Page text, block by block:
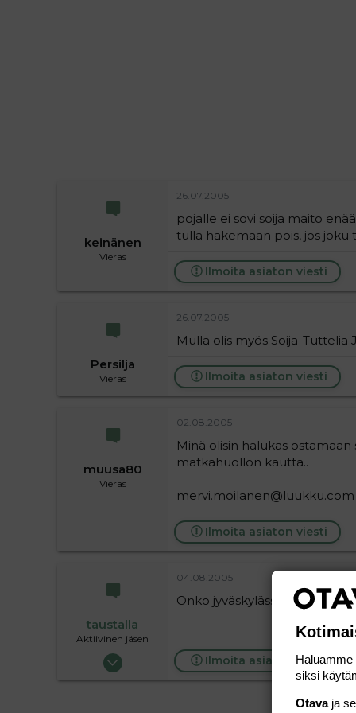
keinänen
Vieras
26.07.2005
pojalle ei sovi soija maito
tulla hakemaan pois, jos joku
Ilmoita asiaton viesti
Persilja
Vieras
26.07.2005
Mulla olis myös Soija-Tuttelia
Ilmoita asiaton viesti
muusa80
Vieras
02.08.2005
Minä olisin halukas
matkahuollon kautta..
mervi.moilanen@luukku.com
Ilmoita asiaton viesti
taustalla
Aktiivinen jäsen
19.05.2004
04.08.2005
Onko jyväskylässä vielä
Ilmoita asiaton viesti
Haluamme
siksi
Otavaja